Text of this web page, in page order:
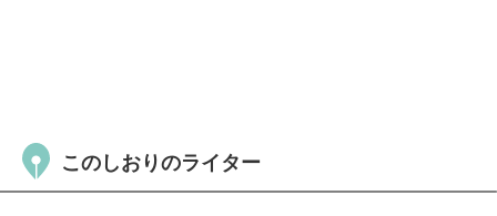
このしおりのライター